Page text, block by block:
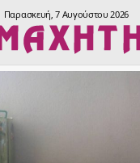
Παρασκευή, 7 Αυγούστου 2026